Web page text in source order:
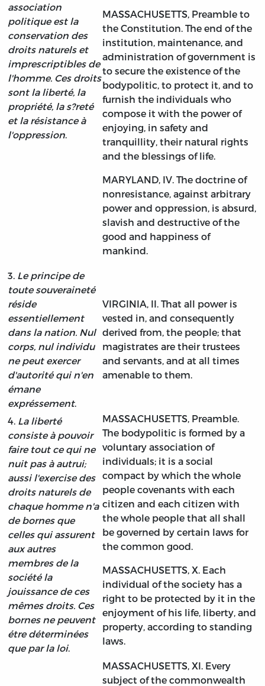
association
politique est la
conservation des
droits naturels et
imprescriptibles de
l'homme. Ces droits
sont la liberté, la
propriété, la s?reté
et la résistance à
l'oppression
MASSACHUSETTS, Preamble to
the Constitution. The end of the
institution, maintenance, and
administration of government is
to secure the existence of the
bodypolitic, to protect it, and to
furnish the individuals who
compose it with the power of
enjoying, in safety and
tranquillity, their natural rights
and the blessings of life.
MARYLAND, IV. The doctrine of
nonresistance, against arbitrary
power and oppression, is absurd,
slavish and destructive of the
good and happiness of
mankind.
3. Le principe de
toute souveraineté
réside
essentiellement
dans la nation. Nul
corps, nul individu
ne peut exercer
d'autorité qui n'en
émane
expréssement.
VIRGINIA, II. That all power is
vested in, and consequently
derived from, the people; that
magistrates are their trustees
and servants, and at all times
amenable to them.
4. La liberté
consiste à pouvoir
faire tout ce qui ne
nuit pas à autrui;
aussi l'exercise des
droits naturels de
chaque homme n'a
de bornes que
celles qui assurent
aux autres
membres de la
société la
jouissance de ces
mêmes droits. Ces
bornes ne peuvent
étre déterminées
que par la loi.
MASSACHUSETTS, Preamble.
The bodypolitic is formed by a
voluntary association of
individuals; it is a social
compact by which the whole
people covenants with each
citizen and each citizen with
the whole people that all shall
be governed by certain laws for
the common good.
MASSACHUSETTS, X. Each
individual of the society has a
right to be protected by it in the
enjoyment of his life, liberty, and
property, according to standing
laws.
MASSACHUSETTS, XI. Every
subject of the commonwealth